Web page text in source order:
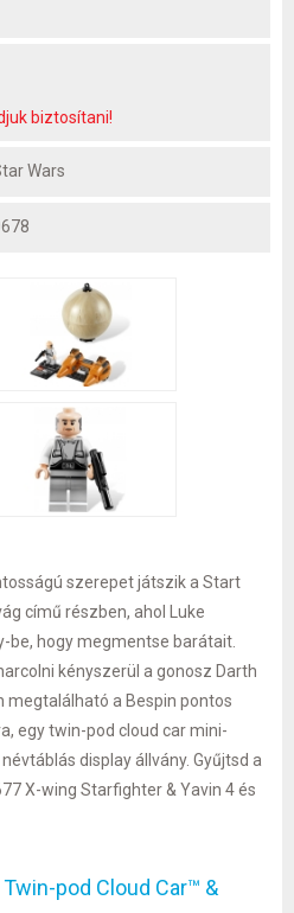
biztosítani!
Wars
szerepet játszik a Start
című részben, ahol Luke
be, hogy megmentse barátait.
kényszerül a gonosz Darth
megtalálható a Bespin pontos
egy twin-pod cloud car mini-
display állvány. Gyűjtsd a
X-wing Starfighter & Yavin 4 és
pod Cloud Car™ &